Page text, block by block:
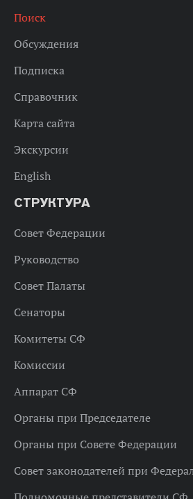
Поиск
Обсуждения
Подписка
Справочник
Карта сайта
Экскурсии
English
СТРУКТУРА
Совет Федерации
Руководство
Совет Палаты
Сенаторы
Комитеты СФ
Комиссии
Аппарат СФ
Органы при Председателе
Органы при Совете Федерации
Совет законодателей при